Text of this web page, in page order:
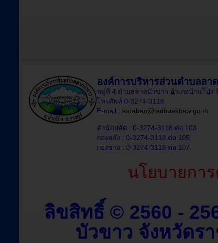
องค์การบริหารส่วนตำบลลา
หมู่ที่ 4 ตำบลลาดบัวขาว อำเภอบ้านโป่ง
โทรศัพท์ 0-3274-3118
E-mail : saraban@ladbuakhaw.go.th
สำนักปลัด : 0-3274-3118 ต่อ 103
กองคลัง : 0-3274-3118 ต่อ 105
กองช่าง : 0-3274-3118 ต่อ 107
นโยบายกา
ลิขสิทธิ์ © 2560 -
บัวขาว จังหวัดร